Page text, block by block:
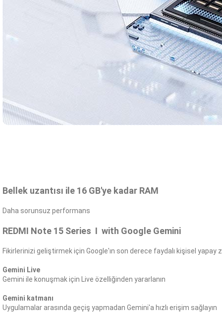
Bellek uzantısı ile 16 GB'ye kadar RAM
Daha sorunsuz performans
REDMI Note 15 Series I with Google Gemini
Fikirlerinizi geliştirmek için Google'ın son derece faydalı kişisel yapay
Gemini Live
Gemini ile konuşmak için Live özelliğinden yararlanın
Gemini katmanı
Uygulamalar arasında geçiş yapmadan Gemini'a hızlı erişim sağlayın